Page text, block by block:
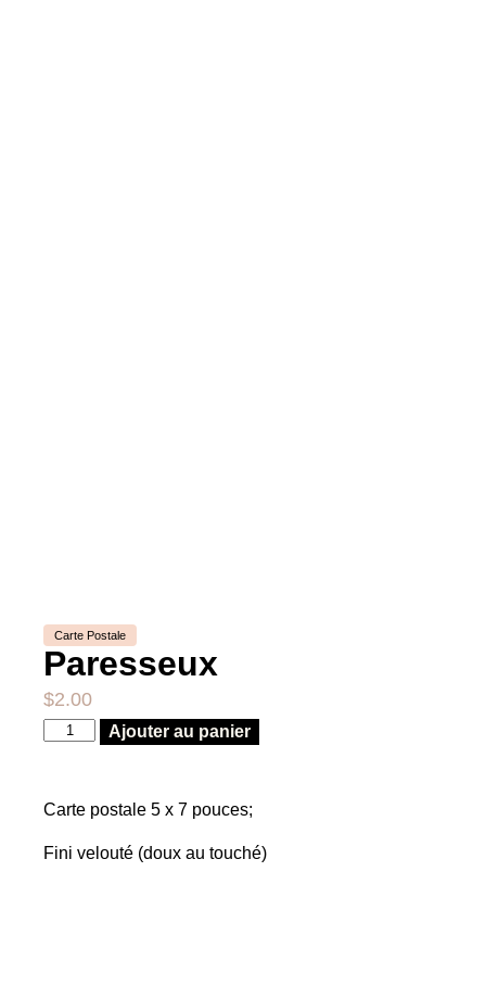
Carte Postale
Paresseux
$2.00
Ajouter au panier
Carte postale 5 x 7 pouces;
Fini velouté (doux au touché)